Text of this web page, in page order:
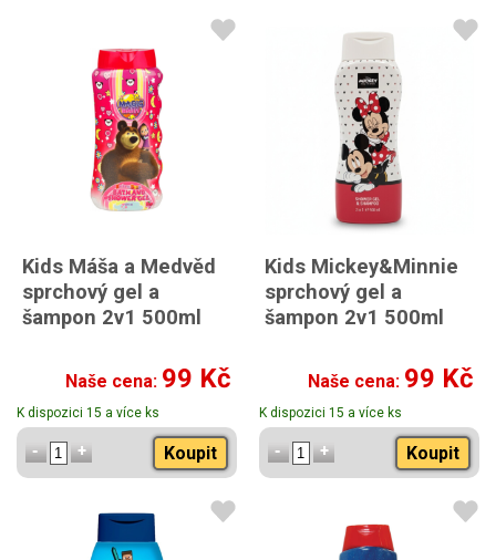
Kids Máša a Medvěd
sprchový gel a
šampon 2v1 500ml
Naše cena: 99 Kč
K dispozici 15 a více ks
Koupit
Kids Mickey&Minnie
sprchový gel a
šampon 2v1 500ml
Naše cena: 99 Kč
K dispozici 15 a více ks
Koupit